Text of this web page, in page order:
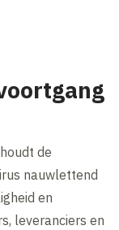
de
nauwlettend
en
leveranciers en